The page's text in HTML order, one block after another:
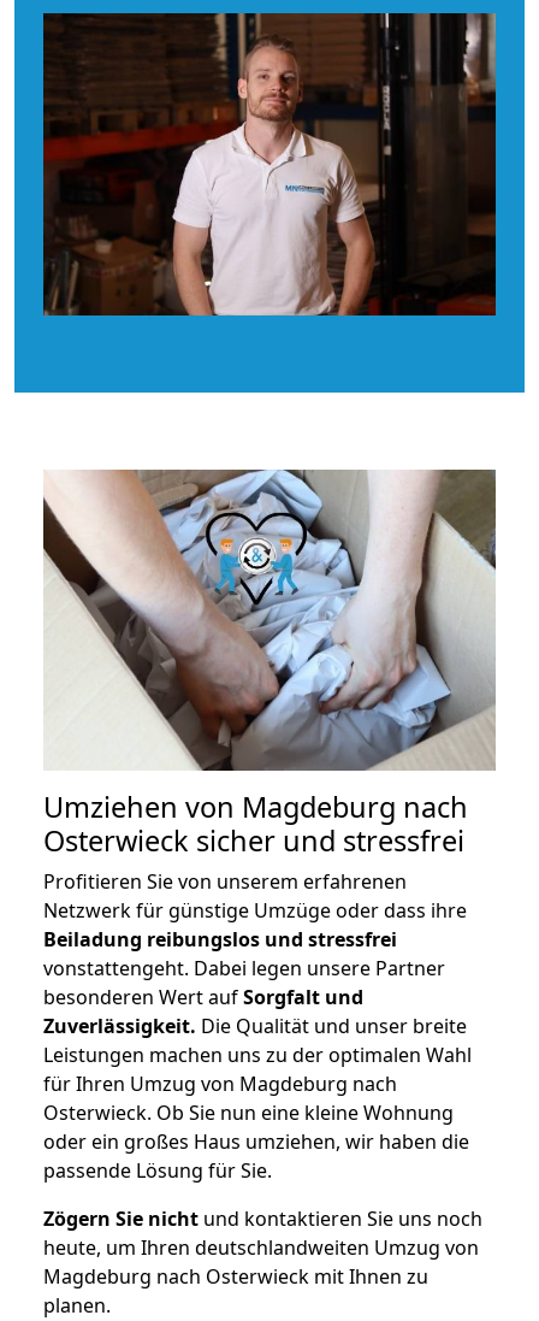
Umziehen von Magdeburg nach
Osterwieck sicher und stressfrei
Profitieren Sie von unserem erfahrenen
Netzwerk für günstige Umzüge oder dass ihre
Beiladung reibungslos und stressfrei
vonstattengeht. Dabei legen unsere Partner
besonderen Wert aufSorgfalt und
Zuverlässigkeit. Die Qualität und unser breite
Leistungen machen uns zu der optimalen Wahl
für Ihren Umzug von Magdeburg nach
Osterwieck. Ob Sie nun eine kleine Wohnung
oder ein großes Haus umziehen, wir haben die
passende Lösung für Sie.
Zögern Sie nicht und kontaktieren Sie uns noch
heute, um Ihren deutschlandweiten Umzug von
Magdeburg nach Osterwieck mit Ihnen zu
planen.